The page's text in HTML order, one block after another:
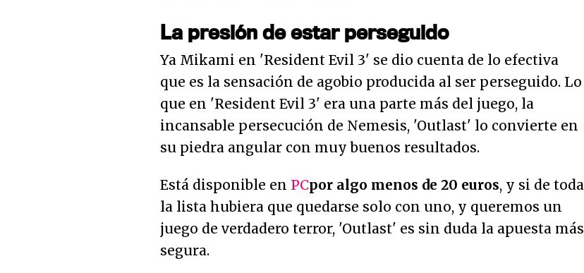
La presión de estar perseguido
Ya Mikami en 'Resident Evil 3' se dio cuenta de lo efectiva
que es la sensación de agobio producida al ser perseguido. Lo
que en 'Resident Evil 3' era una parte más del juego, la
incansable persecución de Nemesis, 'Outlast' lo convierte en
su piedra angular con muy buenos resultados.
Está disponible en PCpor algo menos de 20 euros, y si de toda
la lista hubiera que quedarse solo con uno, y queremos un
juego de verdadero terror, 'Outlast' es sin duda la apuesta más
segura.